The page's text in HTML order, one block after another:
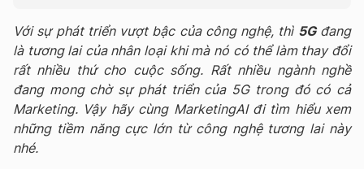
Với sự phát triển vượt bậc của công nghệ, thì 5Gđang
là tương lai của nhân loại khi mà nó có thể làm thay đổi
rất nhiều thứ cho cuộc sống. Rất nhiều ngành nghề
đang mong chờ sự phát triển của 5G trong đó có cả
Marketing. Vậy hãy cùng MarketingAI đi tìm hiểu xem
những tiềm năng cực lớn từ công nghệ tương lai này
nhé.